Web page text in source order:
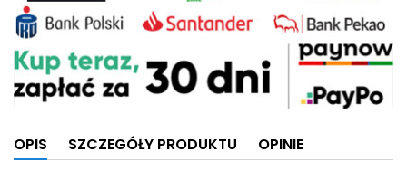
OPIS SZCZEGÓŁY PRODUKTU OPINIE